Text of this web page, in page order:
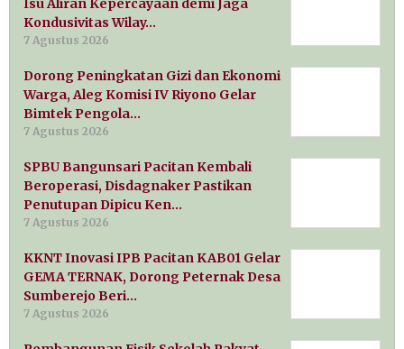
Isu Aliran Kepercayaan demi Jaga
Kondusivitas Wilay…
7 Agustus 2026
Dorong Peningkatan Gizi dan Ekonomi
Warga, Aleg Komisi IV Riyono Gelar
Bimtek Pengola…
7 Agustus 2026
SPBU Bangunsari Pacitan Kembali
Beroperasi, Disdagnaker Pastikan
Penutupan Dipicu Ken…
7 Agustus 2026
KKNT Inovasi IPB Pacitan KAB01 Gelar
GEMA TERNAK, Dorong Peternak Desa
Sumberejo Beri…
7 Agustus 2026